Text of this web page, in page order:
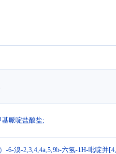
基哌啶盐酸盐;
）-6-溴-2,3,4,4a,5,9b-六氢-1H-吡啶并[4,